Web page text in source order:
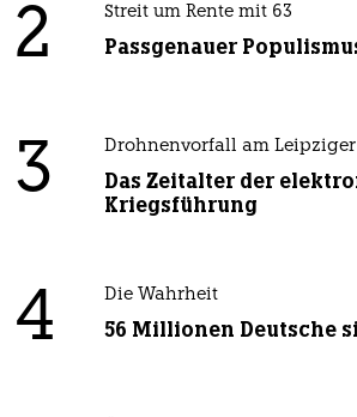
2 Streit um Rente mit 63
Passgenauer
3 Drohnenvorfall am
Das Zeitalter der
Kriegsführung
4 Die Wahrheit
56 Millionen Deutsche